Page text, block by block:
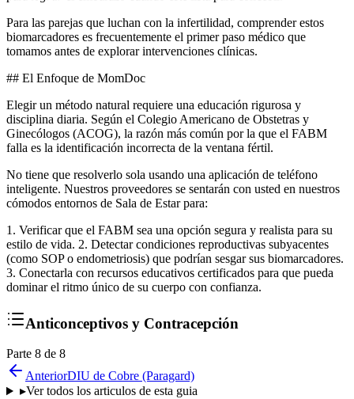
Para las parejas que luchan con la infertilidad, comprender estos
biomarcadores es frecuentemente el primer paso médico que
tomamos antes de explorar intervenciones clínicas.
## El Enfoque de MomDoc
Elegir un método natural requiere una educación rigurosa y
disciplina diaria. Según el Colegio Americano de Obstetras y
Ginecólogos (ACOG), la razón más común por la que el FABM
falla es la identificación incorrecta de la ventana fértil.
No tiene que resolverlo sola usando una aplicación de teléfono
inteligente. Nuestros proveedores se sentarán con usted en nuestros
cómodos entornos de Sala de Estar para:
1. Verificar que el FABM sea una opción segura y realista para su
estilo de vida. 2. Detectar condiciones reproductivas subyacentes
(como SOP o endometriosis) que podrían sesgar sus biomarcadores.
3. Conectarla con recursos educativos certificados para que pueda
dominar el ritmo único de su cuerpo con confianza.
Anticonceptivos y Contracepción
Parte 8 de 8
AnteriorDIU de Cobre (Paragard)
▸Ver todos los articulos de esta guia